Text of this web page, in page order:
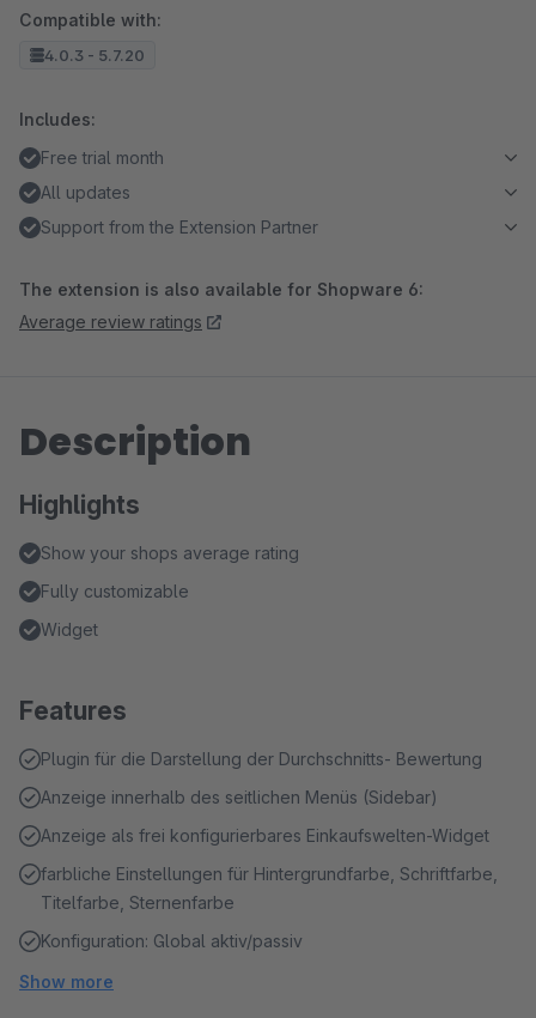
Compatible with:
4.0.3 - 5.7.20
Includes:
Free trial month
All updates
Support from the Extension Partner
The extension is also available for Shopware 6:
Average review ratings
Description
Highlights
Show your shops average rating
Fully customizable
Widget
Features
Plugin für die Darstellung der Durchschnitts- Bewertung
Anzeige innerhalb des seitlichen Menüs (Sidebar)
Anzeige als frei konfigurierbares Einkaufswelten-Widget
farbliche Einstellungen für Hintergrundfarbe, Schriftfarbe,
Titelfarbe, Sternenfarbe
Konfiguration: Global aktiv/passiv
Show more